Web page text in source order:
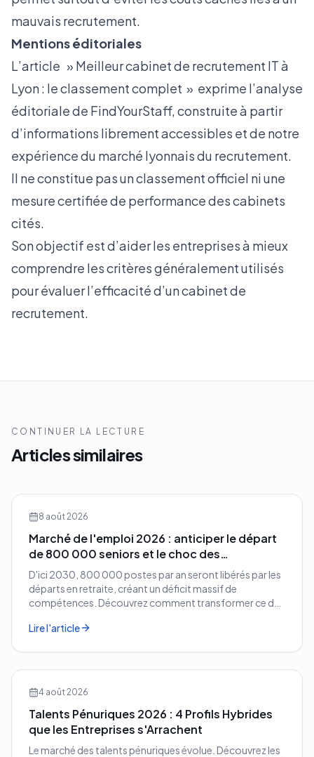
mauvais recrutement.
Mentions éditoriales
L’article » Meilleur cabinet de recrutement IT à
Lyon : le classement complet » exprime l’analyse
éditoriale de FindYourStaff, construite à partir
d’informations librement accessibles et de notre
expérience du marché lyonnais du recrutement.
Il ne constitue pas un classement officiel ni une
mesure certifiée de performance des cabinets
cités.
Son objectif est d’aider les entreprises à mieux
comprendre les critères généralement utilisés
pour évaluer l’efficacité d’un cabinet de
recrutement.
CONTINUER LA LECTURE
Articles similaires
8 août 2026
Marché de l'emploi 2026 : anticiper le départ
de 800 000 seniors et le choc des
compétences
D'ici 2030, 800 000 postes par an seront libérés par les
départs en retraite, créant un déficit massif de
compétences. Découvrez comment transformer ce défi
entreprise.
Lire l'article
4 août 2026
Talents Pénuriques 2026 : 4 Profils Hybrides
que les Entreprises s'Arrachent
Le marché des talents pénuriques évolue. Découvrez les